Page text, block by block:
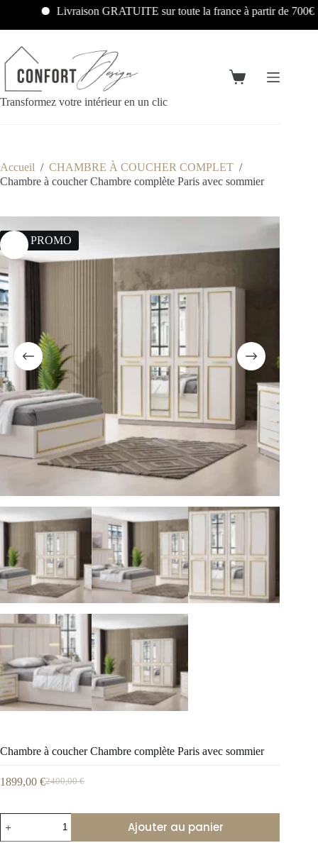
Livraison GRATUITE sur toute la france à partir de 700€
Transformez votre intérieur en un clic
Accueil / CHAMBRE À COUCHER COMPLET /
Chambre à coucher Chambre complète Paris avec sommier
21% PROMO
Chambre à coucher Chambre complète Paris avec sommier
2400,00€
1899,00 €
Ajouter au panier